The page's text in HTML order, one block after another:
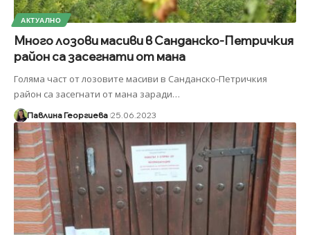
АКТУАЛНО
Много лозови масиви в Санданско-Петричкия
район са засегнати от мана
Голяма част от лозовите масиви в Санданско-Петричкия
район са засегнати от мана заради…
Павлина Георгиева 25.06.2023